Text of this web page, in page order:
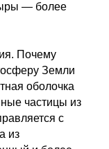
— более
Почему
Земли
оболочка
частицы из
с
из